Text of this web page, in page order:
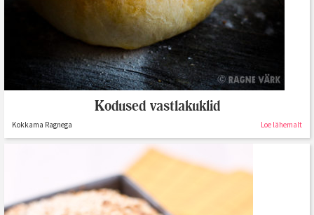
Kodused vastlakuklid
Kokkama Ragnega Loe lähemalt